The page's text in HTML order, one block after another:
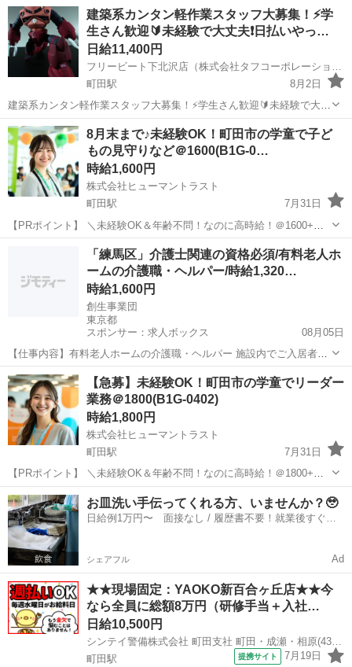
建築系カンタン軽作業スタッフ大募集！⚡学
生さん歓迎🔰未経験で大丈夫❗日払いやっ…
日給11,400円
町田駅
8月2日
建築系カンタン軽作業スタッフ大募集！⚡学生さん歓迎🔰未経験で大丈
夫❗日払いやってます❗⚡かんたん建築系軽作業スタッフ大募集⚡ 日払
い・単発OKなので気軽にお問い合わせください 😊説明会は毎日開催
しています！ お...
東京 町田市 町田駅 建築 スタッフ
8月末まで♪未経験OK！町田市の学童で子ど
もの見守りなど＠1600(B1G-0…
時給1,600円
株式会社ヒューマントラスト
町田駅
7月31日
【PRポイント】 ＼未経験OK＆年齢不問！なのに高時給！＠1600+交
／ ▽夏休みの期間限定案件 ▽ブランクがある方や未経験者でも安心し
て働ける環境♪ ▽幅広い年代の方がご活躍されている職場です 来社不
町田駅 その他 クラブ
「練馬区」介護士関連の資格必須/有料老人ホ
ームの介護職・ヘルパー/時給1,320…
時給1,600円
創生事業団
東京都
スポンサー：求人ボックス
08月05日
【仕事内容】有料老人ホームの介護職・ヘルパー 施設内でご入居者様
への介護サービスをお願いします。 ゆったり、丁寧にご入居者様と接
することができます。 ご入居者様の笑顔とふれあう機会がたくさんあ
ります。 手厚い介護を実践する為にスタ...
アルバイト・パート
【急募】未経験OK！町田市の学童でリーダー
業務＠1800(B1G-0402)
時給1,800円
株式会社ヒューマントラスト
町田駅
7月31日
【PRポイント】 ＼未経験OK＆年齢不問！なのに高時給！＠1800+交
／ ▽ブランクがある方や未経験者でも安心して働ける環境♪ ▽幅広い
年代の方がご活躍されている職場です 来社不要！WEB登録もご活用く
ださい...
東京 町田市 町田駅 その他 クラブ
お皿洗い手伝ってくれる方、いませんか？🥹
日給例1万円〜 面接なし / 履歴書不要！就業後すぐに
シェアフル Ad
★★現場固定：YAOKO新百合ヶ丘店★★今
なら全員に総額8万円（研修手当＋入社…
日給10,500円
シンテイ警備株式会社 町田支社 町田・成瀬・相原(43)エリア/A3203200109
町田駅
提携サイト 7月19日